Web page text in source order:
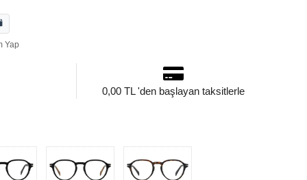
Yap
0,00 TL 'den başlayan taksitlerle